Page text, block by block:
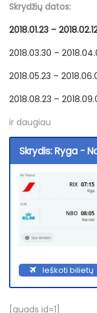
Skrydžių datos:
2018.01.23 –
2018.03.30 –
2018.05.23 –
2018.08.23 –
ir daugiau
Skrydis: Ryga -
Ieškoti bilietų
[quads id=1]